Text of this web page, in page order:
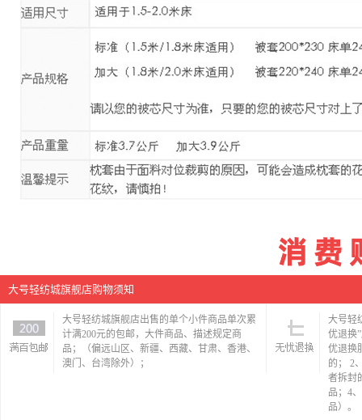
大号轻纺城旗舰店购物须知
大号轻纺城旗舰店出售的单个小件商品单次累
计满200元的包邮，大件商品、描述规定商
品；（偏远山区、新疆、西藏、甘肃、香港、
澳门、台湾除外）；
大号轻
优退换
优退换
的； 2
者拆封
品；4
品）。